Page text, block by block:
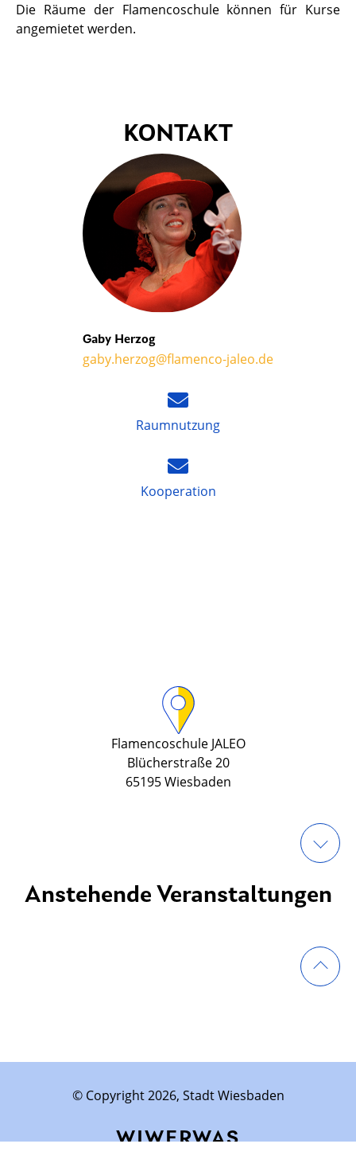
Die Räume der Flamencoschule können für Kurse
angemietet werden.
KONTAKT
Gaby Herzog
gaby.herzog@flamenco-jaleo.de
Raumnutzung
Kooperation
Flamencoschule JALEO
Blücherstraße 20
65195 Wiesbaden
Anstehende Veranstaltungen
© Copyright 2026, Stadt Wiesbaden
WIWERWAS